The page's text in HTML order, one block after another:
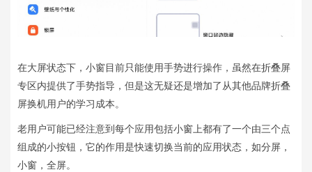
在大屏状态下，小窗目前只能使用手势进行操作，虽然在折叠屏
专区内提供了手势指导，但是这无疑还是增加了从其他品牌折叠
屏换机用户的学习成本。
老用户可能已经注意到每个应用包括小窗上都有了一个由三个点
组成的小按钮，它的作用是快速切换当前的应用状态，如分屏，
小窗，全屏。